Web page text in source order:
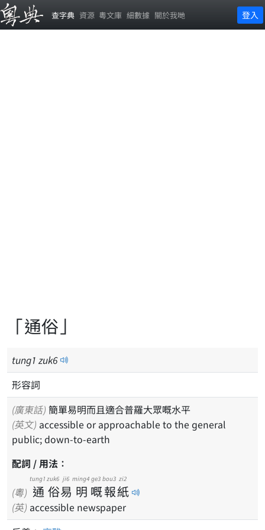
查字典 資源 粵文庫 細數據 關於我哋 登入
「通俗」
tung1 zuk6
形容詞
(廣東話) 簡單易明而且適合普羅大眾嘅水平
(英文)
public; down-to-earth
配詞 / 用法：
(粵) 通
tung1
俗
zuk6
易
ji6
明
ming4
嘅
ge3
報
bou3
紙
zi2
(英) accessible newspaper